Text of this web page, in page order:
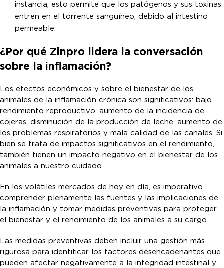
instancia, esto permite que los patógenos y sus toxinas
entren en el torrente sanguíneo, debido al intestino
permeable.
¿Por qué Zinpro lidera la conversación
sobre la inflamación?
Los efectos económicos y sobre el bienestar de los
animales de la inflamación crónica son significativos: bajo
rendimiento reproductivo, aumento de la incidencia de
cojeras, disminución de la producción de leche, aumento de
los problemas respiratorios y mala calidad de las canales. Si
bien se trata de impactos significativos en el rendimiento,
también tienen un impacto negativo en el bienestar de los
animales a nuestro cuidado.
En los volátiles mercados de hoy en día, es imperativo
comprender plenamente las fuentes y las implicaciones de
la inflamación y tomar medidas preventivas para proteger
el bienestar y el rendimiento de los animales a su cargo.
Las medidas preventivas deben incluir una gestión más
rigurosa para identificar los factores desencadenantes que
pueden afectar negativamente a la integridad intestinal y